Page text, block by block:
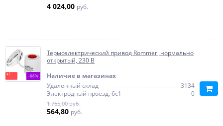
4 024,00 руб.
-68%
Термоэлектрический привод Rommer, нормально
открытый, 230 В
Наличие в магазинах
Удаленный склад
3134
Электродный проезд, 6с1
0
1 765,00 руб.
564,80 руб.